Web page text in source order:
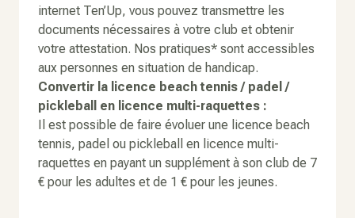
internet Ten’Up, vous pouvez transmettre les
documents nécessaires à votre club et obtenir
votre attestation. Nos pratiques* sont accessibles
aux personnes en situation de handicap.
Convertir la licence beach tennis / padel /
pickleball en licence multi-raquettes :
Il est possible de faire évoluer une licence beach
tennis, padel ou pickleball en licence multi-
raquettes en payant un supplément à son club de 7
€ pour les adultes et de 1 € pour les jeunes.